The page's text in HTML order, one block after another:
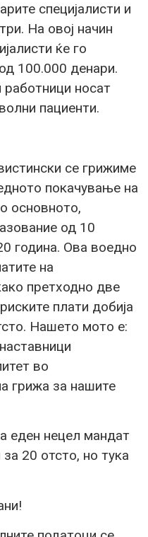
специјалисти и
На овој начин
ќе го
100.000 денари.
носат
пациенти.
се грижиме
покачување на
основното,
од 10
година. Ова воедно
на
претходно две
плати добија
Нашето мото е:
во
грижа за нашите
еден нецел мандат
20 отсто, но тука